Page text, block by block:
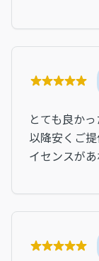
とても良か
以降安くご
イセンスが